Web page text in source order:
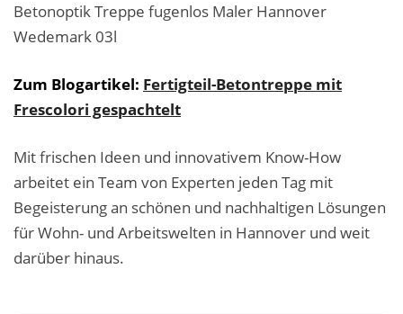
Mitarbeiter / Das Team
Storytelling
Stellenangebote: Maler-Facharbeiter gesucht
Stellenangebot: Backoffice Manager/in
Betonoptik Treppe fugenlos Maler Hannover
Wedemark 03l
Zum Blogartikel: Fertigteil-Betontreppe mit
Frescolori gespachtelt
Mit frischen Ideen und innovativem Know-How
arbeitet ein Team von Experten jeden Tag mit
Begeisterung an schönen und nachhaltigen Lösungen
für Wohn- und Arbeitswelten in Hannover und weit
darüber hinaus.